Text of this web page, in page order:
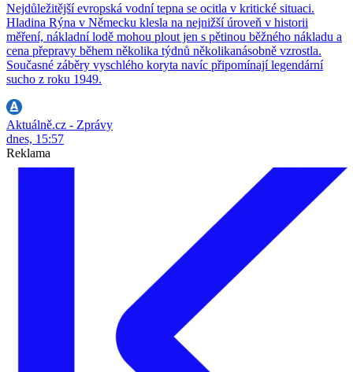
Nejdůležitější evropská vodní tepna se ocitla v kritické situaci.
Hladina Rýna v Německu klesla na nejnižší úroveň v historii
měření, nákladní lodě mohou plout jen s pětinou běžného nákladu a
cena přepravy během několika týdnů několikanásobně vzrostla.
Současné záběry vyschlého koryta navíc připomínají legendární
sucho z roku 1949.
Aktuálně.cz - Zprávy
dnes, 15:57
Reklama